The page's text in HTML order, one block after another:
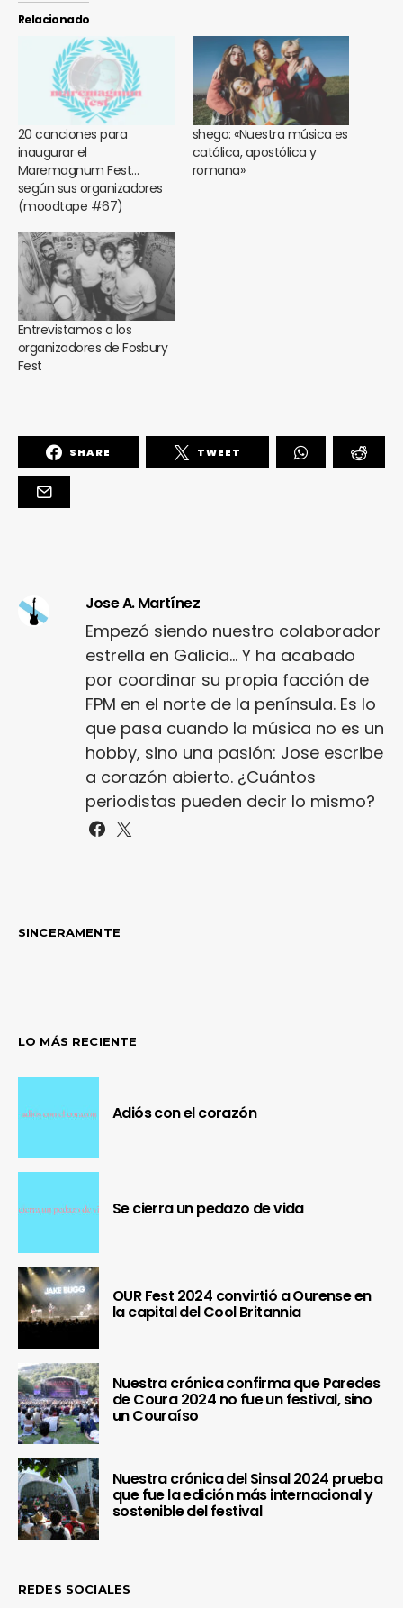
Relacionado
20 canciones para
inaugurar el
Maremagnum Fest…
según sus organizadores
(moodtape #67)
shego: «Nuestra música es
católica, apostólica y
romana»
Entrevistamos a los
organizadores de Fosbury
Fest
SHARE TWEET
Jose A. Martínez
Empezó siendo nuestro colaborador
estrella en Galicia... Y ha acabado
por coordinar su propia facción de
FPM en el norte de la península. Es lo
que pasa cuando la música no es un
hobby, sino una pasión: Jose escribe
a corazón abierto. ¿Cuántos
periodistas pueden decir lo mismo?
SINCERAMENTE
LO MÁS RECIENTE
Adiós con el corazón
Se cierra un pedazo de vida
OUR Fest 2024 convirtió a Ourense en
la capital del Cool Britannia
Nuestra crónica confirma que Paredes
de Coura 2024 no fue un festival, sino
un Couraíso
Nuestra crónica del Sinsal 2024 prueba
que fue la edición más internacional y
sostenible del festival
REDES SOCIALES